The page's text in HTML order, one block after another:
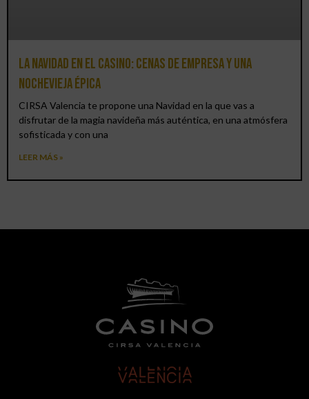
La Navidad en el Casino: cenas de empresa y una
Nochevieja épica
CIRSA Valencia te propone una Navidad en la que vas a
disfrutar de la magia navideña más auténtica, en una atmósfera
sofisticada y con una
LEER MÁS »